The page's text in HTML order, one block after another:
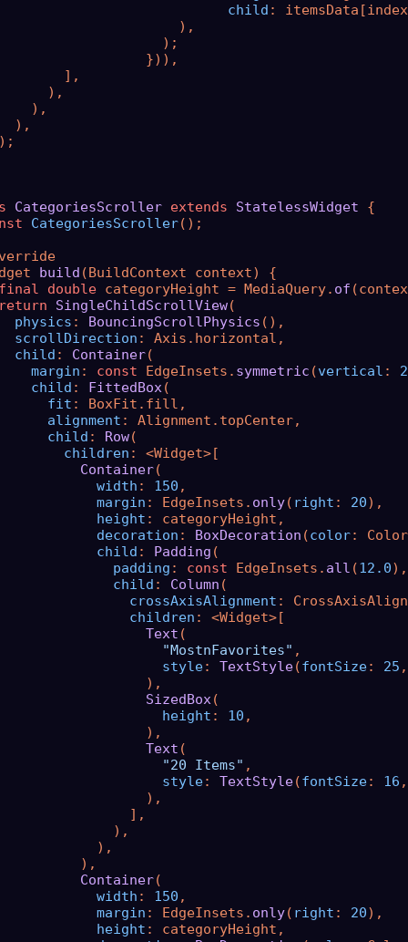
child :
),
);
})),
],
),
),
),
CategoriesScroller extends StatelessWidget
{
CategoriesScroller();
build (BuildContext context) {
double categoryHeight = MediaQuery. of
SingleChildScrollView(
physics : BouncingScrollPhysics (),
scrollDirection : Axis.horizontal,
child : Container(
margin : const EdgeInsets. symmetric (vertical :
child : FittedBox(
fit : BoxFit.fill,
alignment : Alignment.topCenter,
child : Row(
children : <Widget>[
Container(
width : 150 ,
margin : EdgeInsets. only( right : 20),
height : categoryHeight,
decoration : BoxDecoration (color:
child : Padding (
padding : const EdgeInsets. all (12.0),
child : Column (
crossAxisAlignment :
children : <Widget>[
Text (
"MostnFavorites" ,
style: TextStyle(fontSize: 25
),
SizedBox(
height : 10 ,
),
Text (
"20 Items" ,
style: TextStyle(fontSize: 16
),
],
),
),
),
Container(
width : 150 ,
margin : EdgeInsets. only( right : 20),
height : categoryHeight,